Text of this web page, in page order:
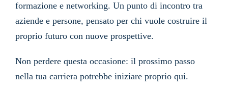
formazione e networking. Un punto di incontro tra
aziende e persone, pensato per chi vuole costruire il
proprio futuro con nuove prospettive.
Non perdere questa occasione: il prossimo passo
nella tua carriera potrebbe iniziare proprio qui.